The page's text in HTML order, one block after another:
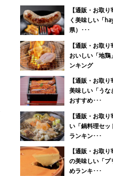
【通販・お取
く美味しい「
県）･･･
【通販・お取
おいしい「地鶏
ンキング
【通販・お取
美味しい「うな
おすすめ･･･
【通販・お取
い「鍋料理セッ
ランキン･･･
【通販・お取
の美味しい「プ
めランキ･･･